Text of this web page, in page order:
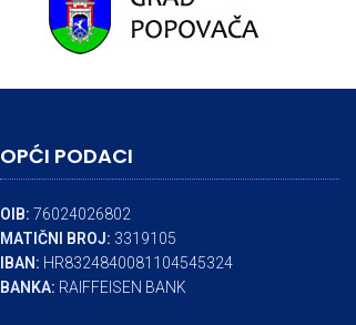
OPĆI PODACI
OIB: 76024026802
MATIČNI BROJ: 3319105
IBAN: HR8324840081104545324
BANKA: RAIFFEISEN BANK